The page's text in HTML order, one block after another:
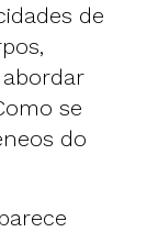
de
se
do